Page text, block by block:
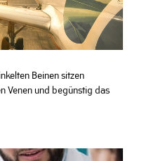
Beinen sitzen
Venen und begünstig das